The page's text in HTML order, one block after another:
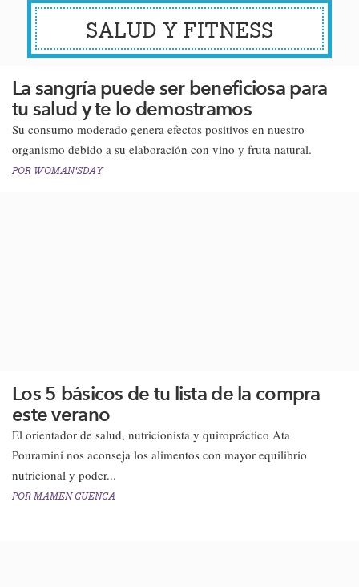
SALUD Y FITNESS
La sangría puede ser beneficiosa para
tu salud y te lo demostramos
Su consumo moderado genera efectos positivos en nuestro
organismo debido a su elaboración con vino y fruta natural.
POR WOMAN'SDAY
Los 5 básicos de tu lista de la compra
este verano
​​El orientador de salud, nutricionista y quiropráctico Ata
Pouramini nos aconseja los alimentos con mayor equilibrio
nutricional y poder...
POR MAMEN CUENCA